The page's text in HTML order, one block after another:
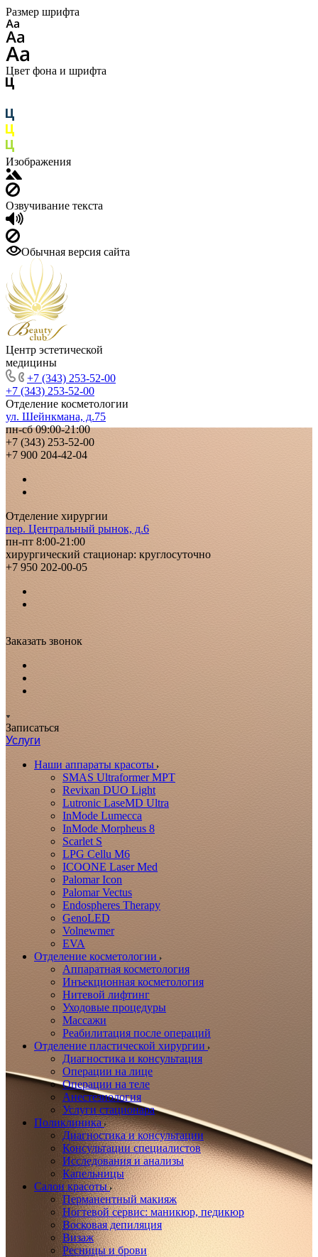
Размер шрифта
Цвет фона и шрифта
Изображения
Озвучивание текста
Обычная версия сайта
Центр эстетической
медицины
+7 (343) 253-52-00
+7 (343) 253-52-00
Отделение косметологии
ул. Шейнкмана, д.75
пн-сб 09:00-21:00
+7 (343) 253-52-00
+7 900 204-42-04
Отделение хирургии
пер. Центральный рынок, д.6
пн-пт 8:00-21:00
хирургический стационар: круглосуточно
+7 950 202-00-05
Заказать звонок
Записаться
Услуги
Наши аппараты красоты
SMAS Ultraformer MPT
Revixan DUO Light
Lutronic LaseMD Ultra
InMode Lumecca
InMode Morpheus 8
Scarlet S
LPG Cellu M6
ICOONE Laser Med
Palomar Icon
Palomar Vectus
Endospheres Therapy
GenoLED
Volnewmer
EVA
Отделение косметологии
Аппаратная косметология
Инъекционная косметология
Нитевой лифтинг
Уходовые процедуры
Массажи
Реабилитация после операций
Отделение пластической хирургии
Диагностика и консультация
Операции на лице
Операции на теле
Анестезиология
Услуги стационара
Поликлиника
Диагностика и консультации
Консультации специалистов
Исследования и анализы
Капельницы
Салон красоты
Перманентный макияж
Ногтевой сервис: маникюр, педикюр
Восковая депиляция
Визаж
Ресницы и брови